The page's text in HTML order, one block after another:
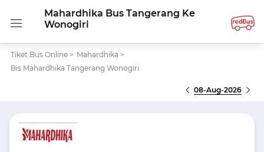
Mahardhika Bus Tangerang Ke
Wonogiri
Tiket Bus Online > Mahardhika >
Bis Mahardhika Tangerang Wonogiri
08-Aug-2026